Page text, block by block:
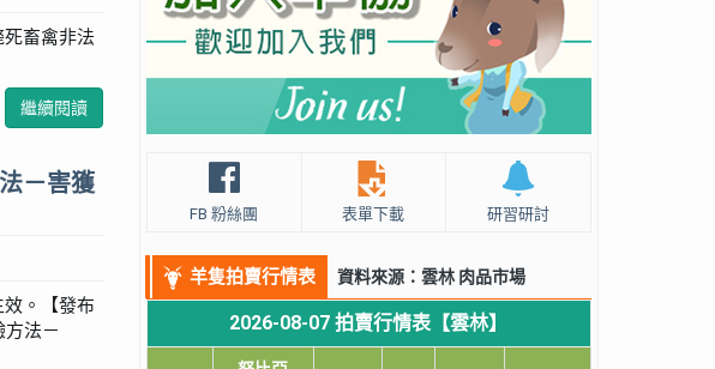
畜禽非法
繼續閱讀
－害獲
。【發布
法－
FB 粉絲團 表單下載 研習研討
羊隻拍賣行情表 資料來源：雲林 肉品市場
2026-08-07 拍賣行情表【雲林】